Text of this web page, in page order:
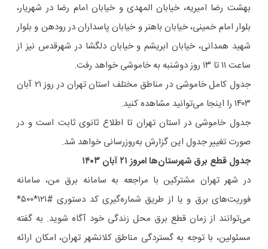
بهشت رضا امیریه، خیابان المهدی و خیابان امام رضا در شهریار،
بلوار امام خمینی، خیابان باهنر و خیابان پاسداران در رودهن و بلوار
شهید همدانی، خیابان ابریشم و خیابان دلگشا در شهرقدس نیز از
ساعت ۱۱ تا ۱۳ روز دوشنبه به خاموشی خواهد رفت.
جدول کامل خاموشی در مناطق مختلف استان تهران در روز ۲۱ آبان
۱۴۰۳ را اینجا می‌توانید مشاهده کنید.
جدول خاموشی در استان تهران تا اطلاع ثانوی ثابت است و در
صورت تغییر جدول این گزارش به‌روزرسانی خواهد شد.
جدول قطع برق شهرستان‌ها امروز ۲۱ آبان ۱۴۰۳
در شهر تهران مشترکین با مراجعه به سامانه برق من، سامانه
فوریت‌های برق و یا از طریق شماره‌گیری کد دستوری #۱۲۱*۵۰۰*
می‌توانند از زمان قطع برق محل زندگی خود آگاه شوید. به گفته
مسئولین، با توجه به گستردگی مناطق کلانشهر تهران، امکان ارائه